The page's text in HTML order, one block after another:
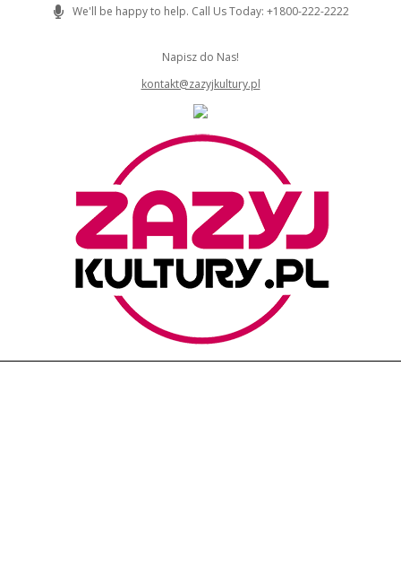
We'll be happy to help. Call Us Today: +1800-222-2222
Napisz do Nas!
kontakt@zazyjkultury.pl
ZAZYJKULTURY